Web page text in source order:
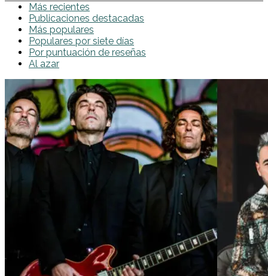
Más recientes
Publicaciones destacadas
Más populares
Populares por siete días
Por puntuación de reseñas
Al azar